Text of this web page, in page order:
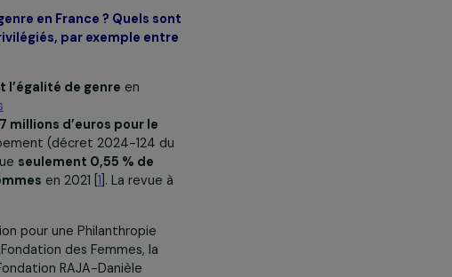
coalition, est
de genre en France ? Quels sont
privilégiés, par exemple entre
?
financent l’égalité de genre
de coupes